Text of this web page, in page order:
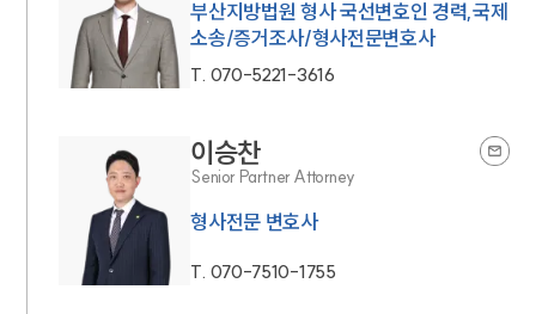
부산지방법원 형사 국선변호인 경력,국제
소송/증거조사/형사전문변호사
T. 070-5221-3616
이승찬
Senior Partner Attorney
형사전문 변호사
T. 070-7510-1755